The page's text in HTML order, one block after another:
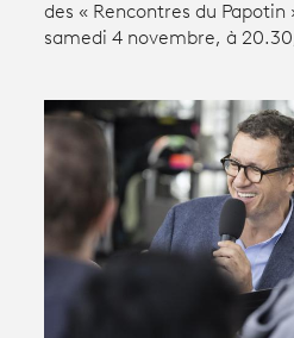
connexion
Avantages fidélité
Productions et innovation
des « Rencontres du Papotin
samedi 4 novembre, à